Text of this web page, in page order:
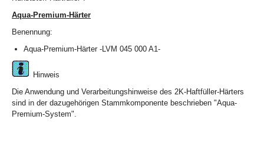
Aqua-Premium-Härter
Benennung:
Aqua-Premium-Härter -LVM 045 000 A1-
Hinweis
Die Anwendung und Verarbeitungshinweise des 2K-Haftfüller-Härters
sind in der dazugehörigen Stammkomponente beschrieben "Aqua-
Premium-System".